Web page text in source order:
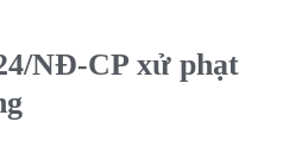
NĐ-CP xử phạt